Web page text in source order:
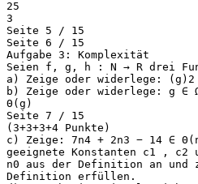
25
3
Seite 5 / 15
Seite 6 / 15
Aufgabe 3: Komplexität
Seien f, g, h : N → R drei
a) Zeige oder widerlege:
b) Zeige oder widerlege: g
Θ(g)
Seite 7 / 15
(3+3+3+4 Punkte)
c) Zeige: 7n4 + 2n3 − 14 ∈
geeignete Konstanten c1 , c2
n0 aus der Definition an und
Definition erfüllen.